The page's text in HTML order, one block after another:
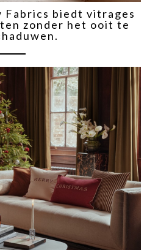
Fabrics biedt vitrages
zonder het ooit te